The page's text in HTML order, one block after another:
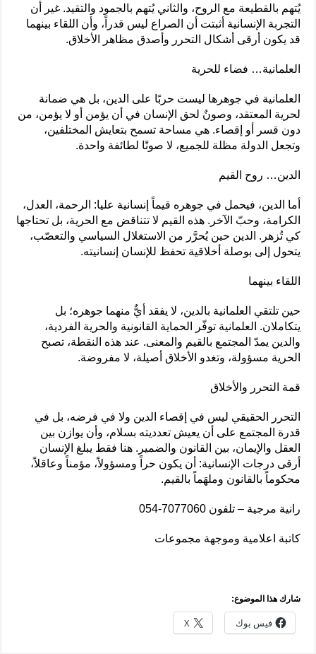
يُتهم بالقطيعة مع الروح، والثاني يُتهم بالجمود والتقيد. غير أن
التجربة الإنسانية أثبتت أن الصراع ليس قدراً، وأن اللقاء بينهما
قد يكون أرقى أشكال التحرر وأصدق مظاهر الأخلاق.
العلمانية… فضاء للحرية
العلمانية في جوهرها ليست حربًا على الدين، بل هي ضمانة
لحرية المعتقد، وصونٌ لحق الإنسان في أن يؤمن أو لا يؤمن، من
دون قسر أو إقصاء. هي مساحة تسمح بتعايش المختلفين،
وتجعل الدولة مظلة للجميع، لا صوتًا لطائفة واحدة.
الدين… روح القيم
أما الدين، فيحمل في جوهره قيماً إنسانية عليا: الرحمة، العدل،
الكرامة، وحبّ الآخر. هذه القيم لا تتناقض مع الحرية، بل تحتاجها
كي تُزهر. الدين حين يُحرَّر من الاستغلال السياسي والتعصّب،
يتحول إلى بوصلة أخلاقية تحفظ للإنسان إنسانيته.
اللقاء بينهما
حين تلتقي العلمانية بالدين، لا يفقد أيٌّ منهما جوهره؛ بل
يتكاملان. العلمانية توفّر الحماية القانونية والحرية الفردية،
والدين يمدّ المجتمع بالقيم والمعنى. عند هذه النقطة، تصبح
الحرية مسؤولة، وتغدو الأخلاق أصيلة، لا مفروضة.
قمة التحرر والأخلاق
التحرر الحقيقي ليس في إقصاء الدين ولا في فرضه، بل في
قدرة المجتمع على أن يعيش تعدديته بسلام، وأن يوازن بين
العقل والإيمان، بين القانون والضمير. هنا فقط يبلغ الإنسان
أرقى درجات الإنسانية: أن يكون حراً ومسؤولاً، مؤمناً وعاقلاً،
محكوماً بالقانون وملهَماً بالقيم.
رانية مرجية – تلفون 7077060-054
كاتبة اعلامية وموجهة مجموعات
شارك هذا الموضوع:
فيس بوك X